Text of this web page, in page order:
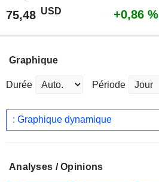
75,48 USD +0,86 %
Graphique
Durée Période
: Graphique dynamique
Analyses / Opinions